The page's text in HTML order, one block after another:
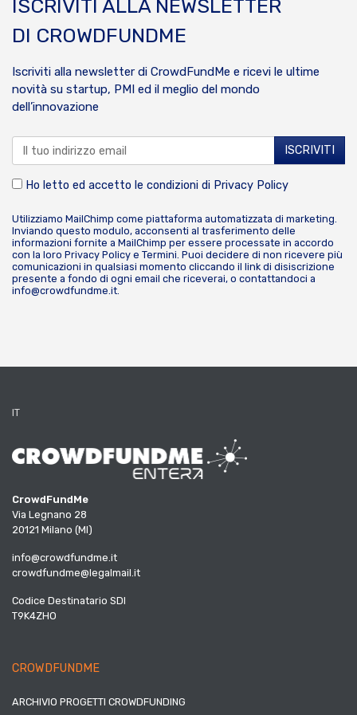
ISCRIVITI ALLA NEWSLETTER
DI CROWDFUNDME
Iscriviti alla newsletter di CrowdFundMe e ricevi le ultime
novità su startup, PMI ed il meglio del mondo
dell’innovazione
Ho letto ed accetto le condizioni di Privacy Policy
Utilizziamo MailChimp come piattaforma automatizzata di marketing.
Inviando questo modulo, acconsenti al trasferimento delle
informazioni fornite a MailChimp per essere processate in accordo
con la loro Privacy Policy e Termini. Puoi decidere di non ricevere più
comunicazioni in qualsiasi momento cliccando il link di disiscrizione
presente a fondo di ogni email che riceverai, o contattandoci a
info@crowdfundme.it.
IT
CrowdFundMe
Via Legnano 28
20121 Milano (MI)
info@crowdfundme.it
crowdfundme@legalmail.it
Codice Destinatario SDI
T9K4ZHO
CROWDFUNDME
ARCHIVIO PROGETTI CROWDFUNDING